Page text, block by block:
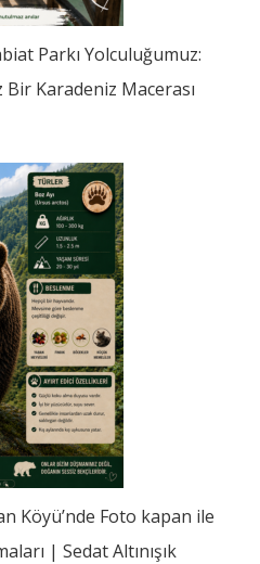
Parkı Yolculuğumuz:
Bir Karadeniz Macerası
Köyü’nde Foto kapan ile
| Sedat Altınışık